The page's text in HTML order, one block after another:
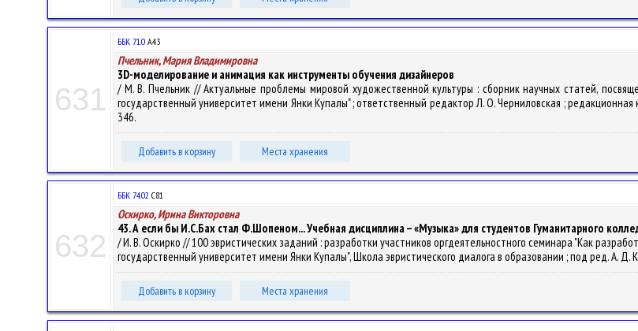
631
ББК 71.0 А43
Пчельник, Мария Владимировна
3D-моделирование и анимация как инструменты обучения дизайнеров
/ М. В. Пчельник // Актуальные проблемы мировой художественной культуры : сборник научных статей,
государственный университет имени Янки Купалы" ; ответственный редактор Л. О. Черниловская ;
346.
Добавить в корзину Места хранения
632
ББК 74.02 С81
Оскирко, Ирина Викторовна
43. А если бы И.С.Бах стал Ф.Шопеном... Учебная дисциплина – «Музыка» для студентов Гуманитарного
/ И. В. Оскирко // 100 эвристических заданий : разработки участников оргдеятельностного семинара "Как
государственный университет имени Янки Купалы", Школа эвристического диалога в образовании ; под ред. А. Д.
Добавить в корзину Места хранения